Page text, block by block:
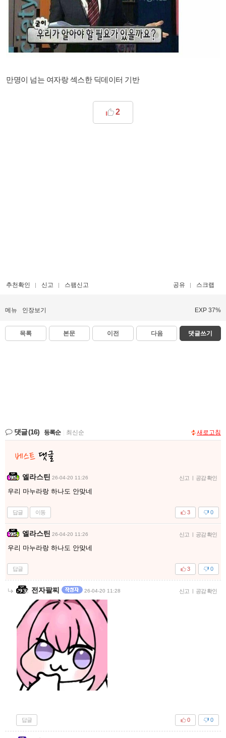
만명이 넘는 여자랑 섹스한 딕데이터 기반
2
추천확인 신고 스팸신고 공유 스크랩
메뉴 인장보기 EXP 37%
목록 본문 이전 다음 댓글쓰기
댓글(16) 등록순 최신순 새로고침
엘라스틴 26-04-20 11:26 신고 | 공감 확인
우리 마누라랑 하나도 안맞네
답글 이동 0
3
엘라스틴 26-04-20 11:26 신고 | 공감 확인
우리 마누라랑 하나도 안맞네
답글 0
3
전자팔찌 26-04-20 11:28 신고 | 공감 확인
답글 0
0